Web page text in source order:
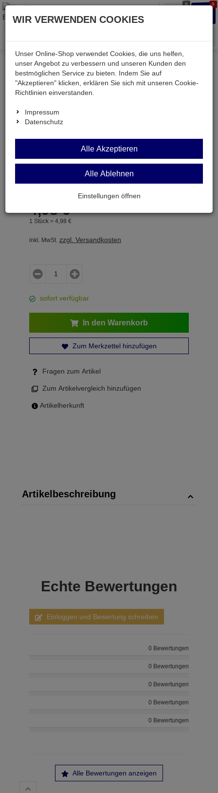
0 0
Menü
Weiter einkaufen Kessler electronic
Bauteile aktiv
HA13127
HA13127
Japan-IC
4,98 €
1 Stück = 4, 98 €
inkl. MwSt. zzgl. Versandkosten
sofort verfügbar
In den Warenkorb
Zum Merkzettel hinzufügen
Fragen zum Artikel
Zum Artikelvergleich hinzufügen
Artikelherkunft
Artikelbeschreibung
Echte Bewertungen
Einloggen und Bewertung schreiben
0 Bewertungen
0 Bewertungen
0 Bewertungen
0 Bewertungen
0 Bewertungen
Alle Bewertungen anzeigen
WIR VERWENDEN COOKIES
Unser Online-Shop verwendet Cookies, die uns helfen,
unser Angebot zu verbessern und unseren Kunden den
bestmöglichen Service zu bieten. Indem Sie auf
"Akzeptieren" klicken, erklären Sie sich mit unseren Cookie-
Richtlinien einverstanden.
Impressum
Datenschutz
Alle Akzeptieren
Alle Ablehnen
Einstellungen öffnen